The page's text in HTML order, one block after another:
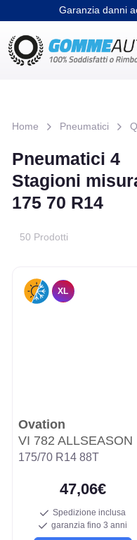
Garanzia danni
Home Pneumatici
Pneumatici 4
Stagioni
175 70 R14
50 Prodotti
XL
Ovation
VI 782 ALLSEASON
175/70 R14 88T
47,06€
Spedizione inclusa
garanzia fino 3 anni